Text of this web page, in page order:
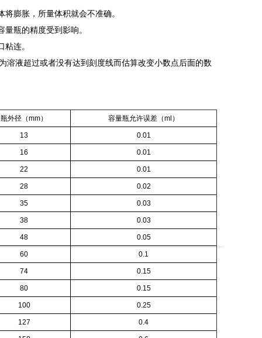
膨胀，所量体积就会不准确。
瓶的精度受到影响。
连。
溶液超过或者没有达到刻度线而估算改变小数点后面的数
瓶外径（mm） 容量瓶允许误差（ml ）
13 0.01
16 0.01
22 0.01
28 0.02
35 0.03
38 0.03
48 0.05
60 0.1
74 0.15
80 0.15
100 0.25
127 0.4